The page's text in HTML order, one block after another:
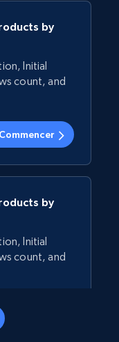
by
Initial
count, and
Commencer
by
Initial
count, and